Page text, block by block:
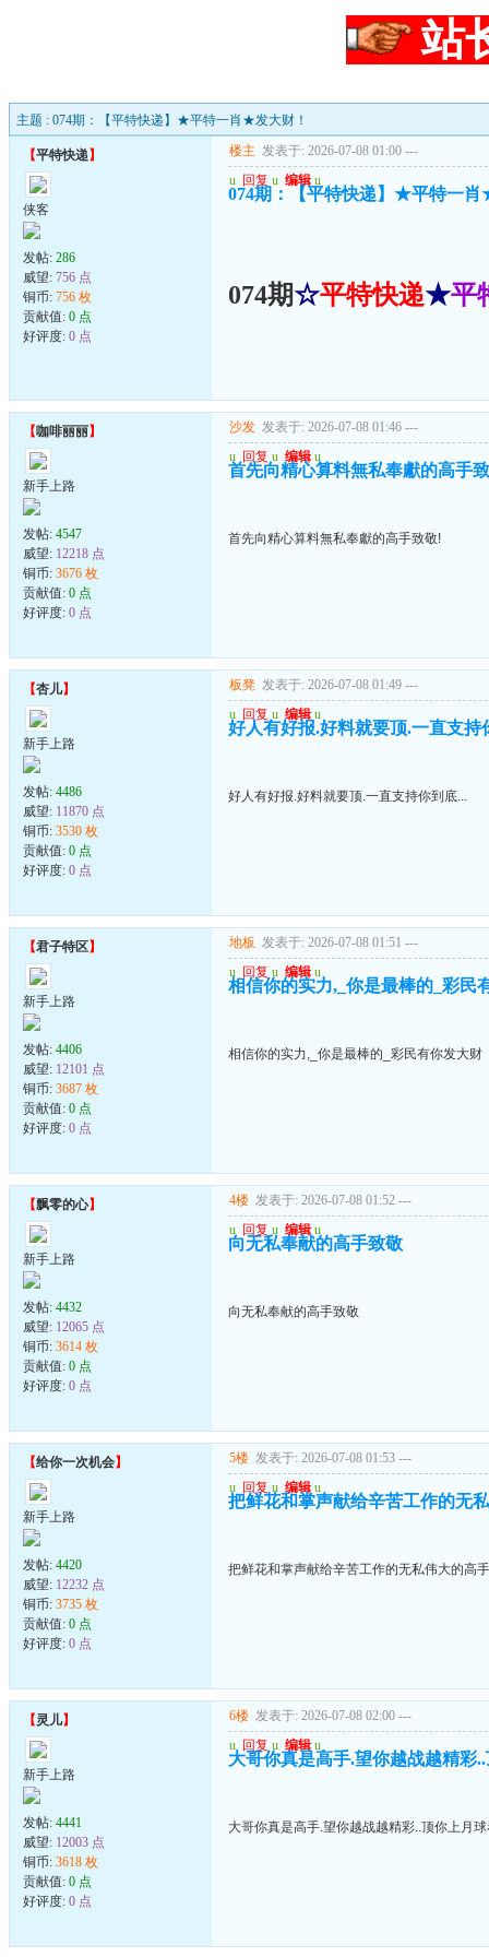
站
主题 : 074期：【平特快递】★平特一肖★发大财！
【平特快递 】
侠客
发帖: 286
威望: 756 点
铜币: 756 枚
贡献值: 0 点
好评度: 0 点
楼主 发表于: 2026-07-08 01:00 ---
u 回复 u 编辑 u
074期：【平特快递】★平特一
074期☆平特快递★平
【咖啡丽丽】
新手上路
发帖: 4547
威望: 12218 点
铜币: 3676 枚
贡献值: 0 点
好评度: 0 点
沙发 发表于: 2026-07-08 01:46 ---
u 回复 u 编辑 u
首先向精心算料無私奉獻的高手
首先向精心算料無私奉獻的高手致敬!
【杏儿】
新手上路
发帖: 4486
威望: 11870 点
铜币: 3530 枚
贡献值: 0 点
好评度: 0 点
板凳 发表于: 2026-07-08 01:49 ---
u 回复 u 编辑 u
好人有好报.好料就要顶.一直支持
好人有好报.好料就要顶.一直支持你到底...
【君子特区】
新手上路
发帖: 4406
威望: 12101 点
铜币: 3687 枚
贡献值: 0 点
好评度: 0 点
地板 发表于: 2026-07-08 01:51 ---
u 回复 u 编辑 u
相信你的实力,_你是最棒的_彩民
相信你的实力,_你是最棒的_彩民有你发大财
【飘零的心】
新手上路
发帖: 4432
威望: 12065 点
铜币: 3614 枚
贡献值: 0 点
好评度: 0 点
4楼 发表于: 2026-07-08 01:52 ---
u 回复 u 编辑 u
向无私奉献的高手致敬
向无私奉献的高手致敬
【给你一次机会】
新手上路
发帖: 4420
威望: 12232 点
铜币: 3735 枚
贡献值: 0 点
好评度: 0 点
5楼 发表于: 2026-07-08 01:53 ---
u 回复 u 编辑 u
把鲜花和掌声献给辛苦工作的无
把鲜花和掌声献给辛苦工作的无私伟大的高
【灵儿】
新手上路
发帖: 4441
威望: 12003 点
铜币: 3618 枚
贡献值: 0 点
好评度: 0 点
6楼 发表于: 2026-07-08 02:00 ---
u 回复 u 编辑 u
大哥你真是高手.望你越战越精彩
大哥你真是高手.望你越战越精彩..顶你上月